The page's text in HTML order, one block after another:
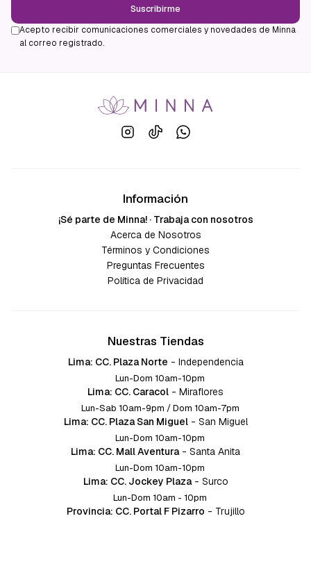
Suscribirme
Acepto recibir comunicaciones comerciales y novedades de Minna
al correo registrado.
Información
¡Sé parte de Minna! · Trabaja con nosotros
Acerca de Nosotros
Términos y Condiciones
Preguntas Frecuentes
Política de Privacidad
Nuestras Tiendas
Lima: CC. Plaza Norte - Independencia
Lun-Dom 10am-10pm
Lima: CC. Caracol - Miraflores
Lun-Sab 10am-9pm / Dom 10am-7pm
Lima: CC. Plaza San Miguel - San Miguel
Lun-Dom 10am-10pm
Lima: CC. Mall Aventura - Santa Anita
Lun-Dom 10am-10pm
Lima: CC. Jockey Plaza - Surco
Lun-Dom 10am - 10pm
Provincia: CC. Portal F Pizarro - Trujillo